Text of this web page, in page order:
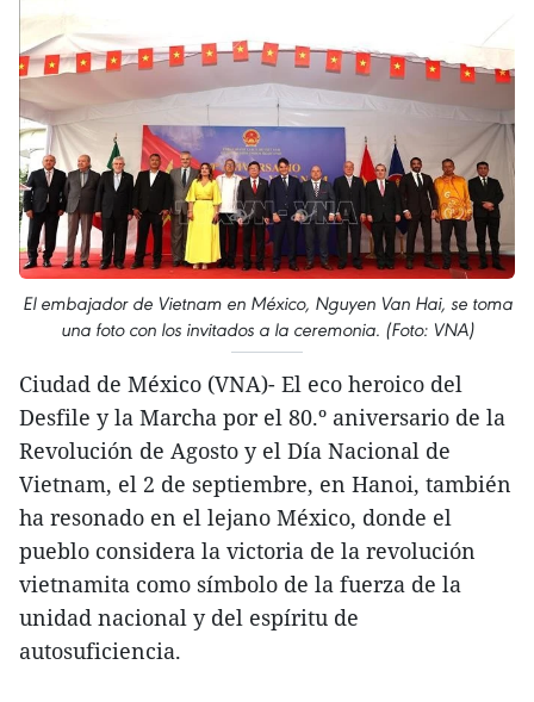
El embajador de Vietnam en México, Nguyen Van Hai, se toma
una foto con los invitados a la ceremonia. (Foto: VNA)
Ciudad de México (VNA)- El eco heroico del
Desfile y la Marcha por el 80.º aniversario de la
Revolución de Agosto y el Día Nacional de
Vietnam, el 2 de septiembre, en Hanoi, también
ha resonado en el lejano México, donde el
pueblo considera la victoria de la revolución
vietnamita como símbolo de la fuerza de la
unidad nacional y del espíritu de
autosuficiencia.